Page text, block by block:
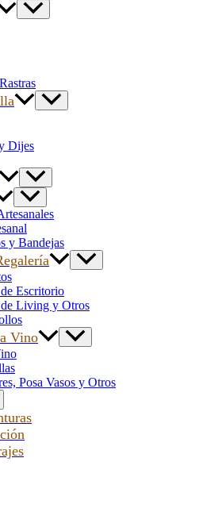
Dijes
y Bandejas
Escritorio
de Living y Otros
Vino
Posa Vasos y Otros